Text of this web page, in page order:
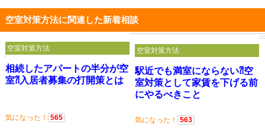
空室対策方法に関連した新着相談
相続したアパートの半分が空
室⁈入居者募集の打開策とは
気になった！ 565
空室対策方法
駅近でも満室にならない⁈空
室対策として家賃を下げる前
にやるべきこと
気になった！ 563
空室対策方法